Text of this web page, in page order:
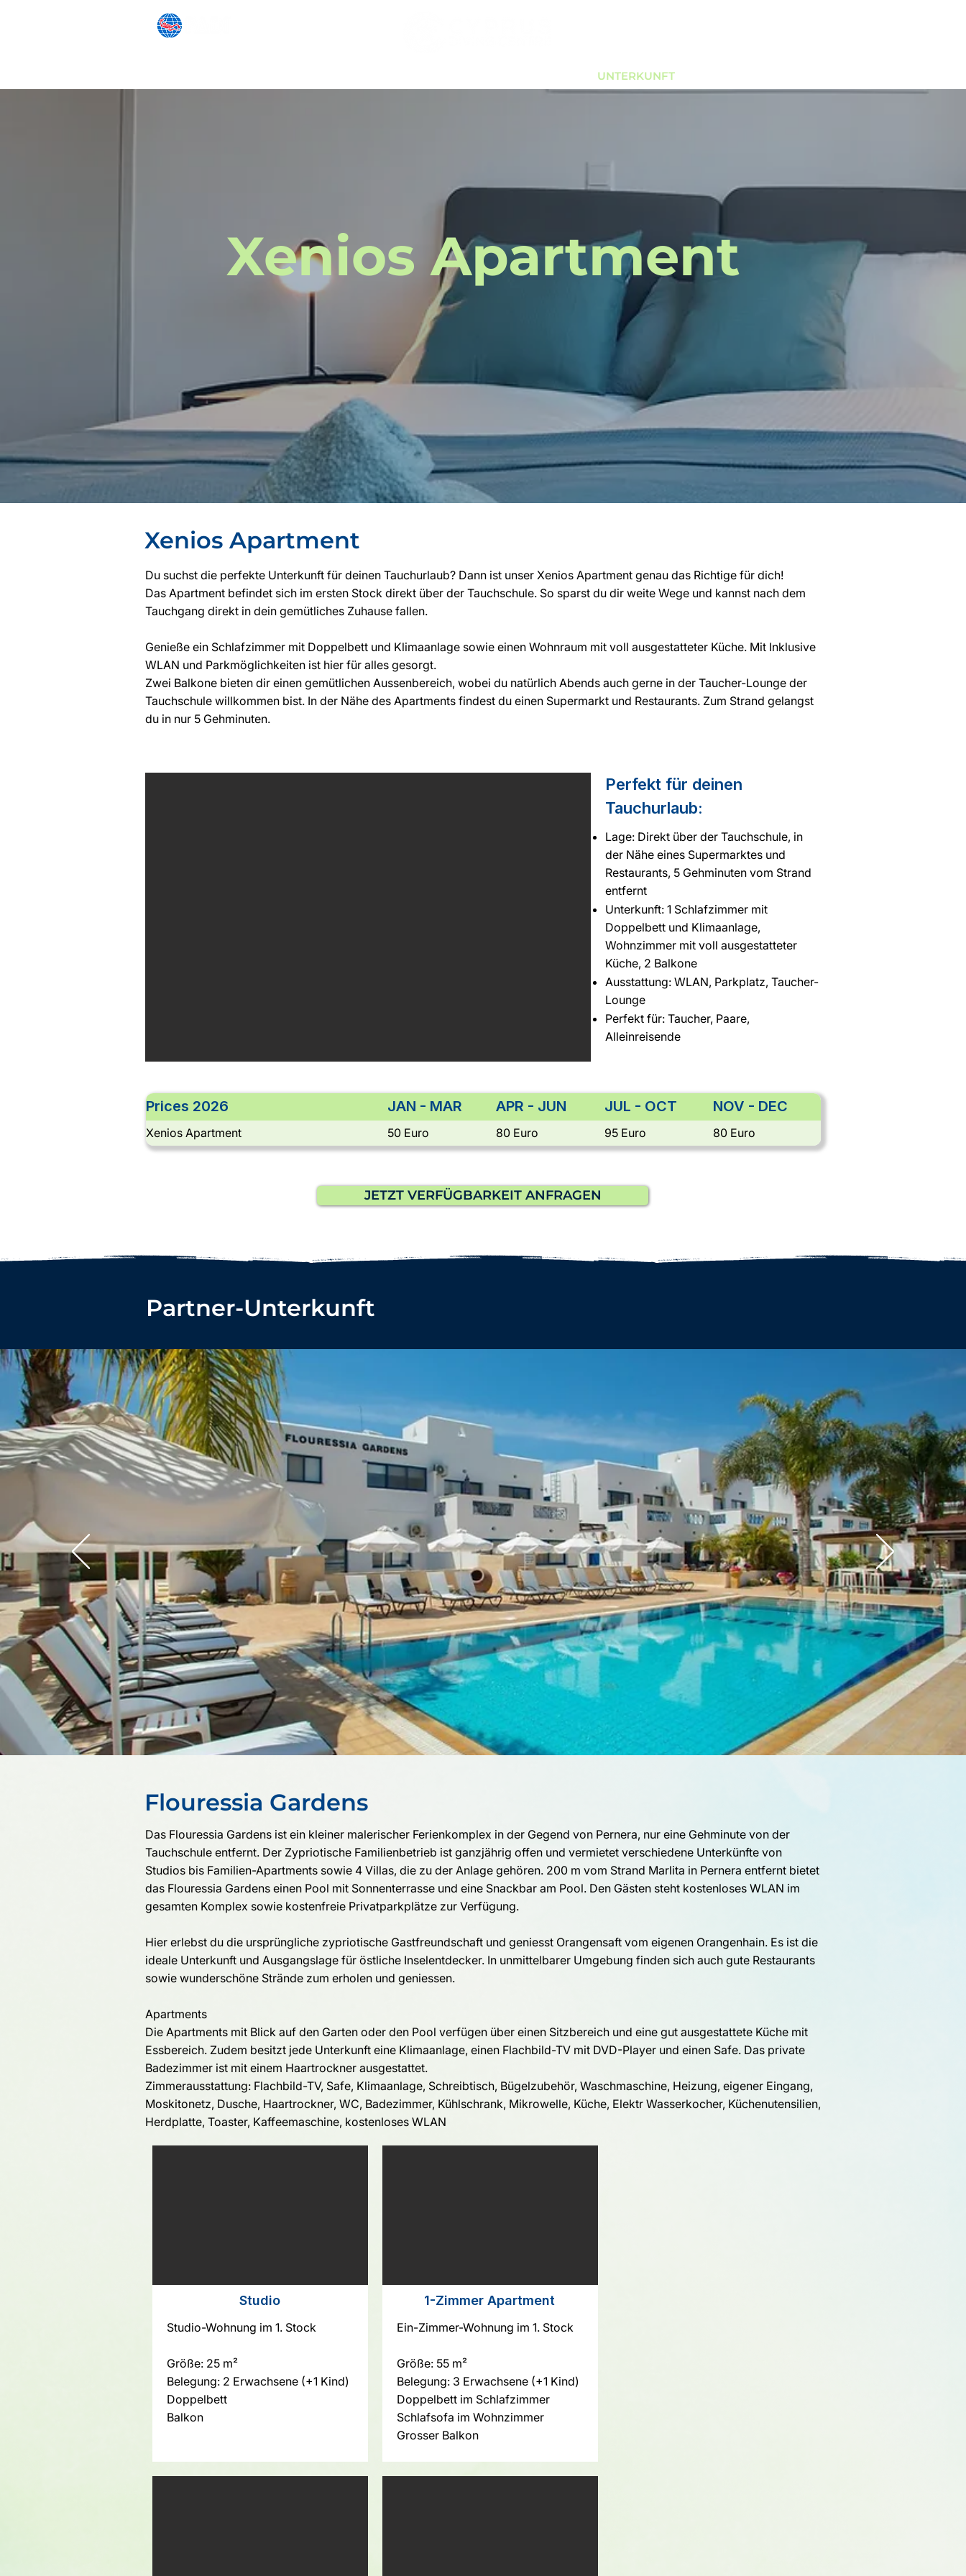
Γ UNTERKUNFT
Xenios Apartment
Xenios Apartment
Du suchst die perfekte Unterkunft für deinen Tauchurlaub? Dann ist unser Xenios Apartment genau das Richtige für dich!
Das Apartment befindet sich im ersten Stock direkt über der Tauchschule. So sparst du dir weite Wege und kannst nach dem
Tauchgang direkt in dein gemütliches Zuhause fallen.
Genieße ein Schlafzimmer mit Doppelbett und Klimaanlage sowie einen Wohnraum mit voll ausgestatteter Küche. Mit Inklusive
WLAN und Parkmöglichkeiten ist hier für alles gesorgt.
Zwei Balkone bieten dir einen gemütlichen Aussenbereich, wobei du natürlich Abends auch gerne in der Taucher-Lounge der
Tauchschule willkommen bist. In der Nähe des Apartments findest du einen Supermarkt und Restaurants. Zum Strand gelangst
du in nur 5 Gehminuten.​
Perfekt für deinen
Tauchurlaub:​
Lage: Direkt über der Tauchschule, in
der Nähe eines Supermarktes und
Restaurants, 5 Gehminuten vom Strand
entfernt
Unterkunft: 1 Schlafzimmer mit
Doppelbett und Klimaanlage,
Wohnzimmer mit voll ausgestatteter
Küche, 2 Balkone
Ausstattung: WLAN, Parkplatz, Taucher-
Lounge
Perfekt für: Taucher, Paare,
Alleinreisende
Prices 2026 JAN - MAR APR - JUN JUL - OCT NOV - DEC
Xenios Apartment 50 Euro 80 Euro 95 Euro 80 Euro
JETZT VERFÜGBARKEIT ANFRAGEN
Partner-Unterkunft
Flouressia Gardens
Das Flouressia Gardens ist ein kleiner malerischer Ferienkomplex in der Gegend von Pernera, nur eine Gehminute von der
Tauchschule entfernt. Der Zypriotische Familienbetrieb ist ganzjährig offen und vermietet verschiedene Unterkünfte von
Studios bis Familien-Apartments sowie 4 Villas, die zu der Anlage gehören. 200 m vom Strand Marlita in Pernera entfernt bietet
das Flouressia Gardens einen Pool mit Sonnenterrasse und eine Snackbar am Pool. Den Gästen steht kostenloses WLAN im
gesamten Komplex sowie kostenfreie Privatparkplätze zur Verfügung.
Hier erlebst du die ursprüngliche zypriotische Gastfreundschaft und geniesst Orangensaft vom eigenen Orangenhain. Es ist die
ideale Unterkunft und Ausgangslage für östliche Inselentdecker. In unmittelbarer Umgebung finden sich auch gute Restaurants
sowie wunderschöne Strände zum erholen und geniessen.
Apartments
Die Apartments mit Blick auf den Garten oder den Pool verfügen über einen Sitzbereich und eine gut ausgestattete Küche mit
Essbereich. Zudem besitzt jede Unterkunft eine Klimaanlage, einen Flachbild-TV mit DVD-Player und einen Safe. Das private
Badezimmer ist mit einem Haartrockner ausgestattet.
​Zimmerausstattung: Flachbild-TV, Safe, Klimaanlage, Schreibtisch, Bügelzubehör, Waschmaschine, Heizung, eigener Eingang,
Moskitonetz, Dusche, Haartrockner, WC, Badezimmer, Kühlschrank, Mikrowelle, Küche, Elektr Wasserkocher, Küchenutensilien,
Herdplatte, Toaster, Kaffeemaschine, kostenloses WLAN
Studio
Studio-Wohnung im 1. Stock
Größe: 25 m²
Belegung: 2 Erwachsene (+1 Kind)
Doppelbett
Balkon
1-Zimmer Apartment
Ein-Zimmer-Wohnung im 1. Stock
Größe: 55 m²
Belegung: 3 Erwachsene (+1 Kind)
Doppelbett im Schlafzimmer
Schlafsofa im Wohnzimmer
Grosser Balkon